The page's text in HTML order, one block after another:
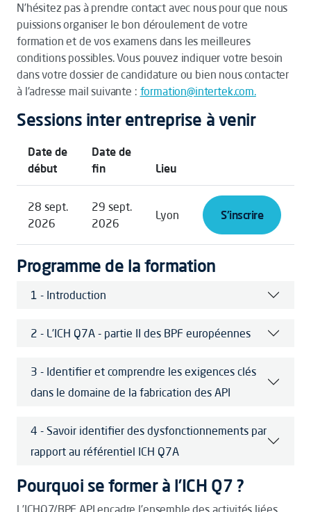
N’hésitez pas à prendre contact avec nous pour que nous
puissions organiser le bon déroulement de votre
formation et de vos examens dans les meilleures
conditions possibles. Vous pouvez indiquer votre besoin
dans votre dossier de candidature ou bien nous contacter
à l'adresse mail suivante : formation@intertek.com.
Sessions inter entreprise à venir
Date de
début
Date de
fin
Lieu
28 sept.
2026
29 sept.
2026
Lyon S'inscrire
Programme de la formation
1 - Introduction
2 - L’ICH Q7A - partie II des BPF européennes
3 - Identifier et comprendre les exigences clés
dans le domaine de la fabrication des API
4 - Savoir identifier des dysfonctionnements par
rapport au référentiel ICH Q7A
Pourquoi se former à l’ICH Q7 ?
L’ICHQ7/BPF API encadre l’ensemble des activités liées